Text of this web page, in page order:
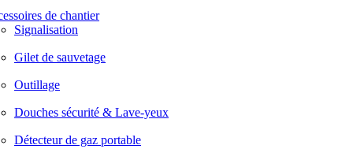
de chantier
Signalisation
Gilet de sauvetage
Outillage
Douches sécurité & Lave-yeux
Détecteur de gaz portable